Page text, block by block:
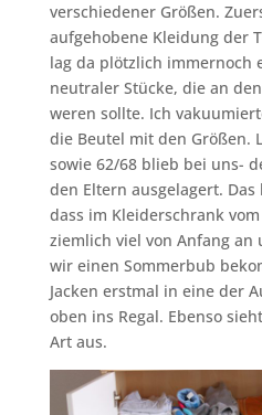
verschiedener Größen.
aufgehobene Kleidung der
lag da plötzlich immernoch
neutraler Stücke, die an
weren sollte. Ich
die Beutel mit den Größen.
sowie 62/68 blieb bei uns-
den Eltern ausgelagert.
dass im Kleiderschrank
ziemlich viel von Anfang an
wir einen Sommerbub
Jacken erstmal in eine der
oben ins Regal. Ebenso
Art aus.